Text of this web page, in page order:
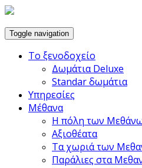
Toggle navigation
Το ξενοδοχείο
Δωμάτια Deluxe
Standar δωμάτια
Υπηρεσίες
Μέθανα
Η πόλη των
Αξιοθέατα
Τα χωριά των
Παράλιες στα